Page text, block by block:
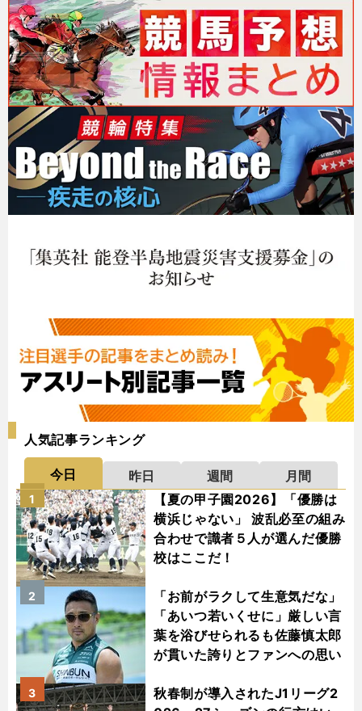
人気記事ランキング
今日 昨日 週間
月間
【夏の甲子園2026】「優勝は
横浜じゃない」 波乱必至の組み
合わせで識者５人が選んだ優勝
校はここだ！
1
「お前がラクして生意気だな」
「あいつ若いくせに」厳しい言
葉を浴びせられるも佐藤慎太郎
が貫いた誇りとファンへの思い
2
秋春制が導入されたJ1リーグ2
3